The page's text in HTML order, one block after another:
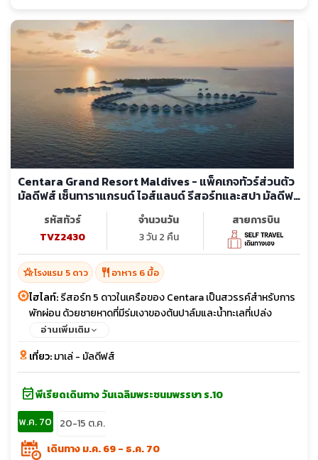
Centara Grand Resort Maldives - แพ็คเกจทัวร์ส่วนตัว
มัลดีฟส์ เซ็นทาราแกรนด์ ไอส์แลนด์ รีสอร์ทและสปา มัลดีฟ
รหัสทัวร์
TVZ2430
จำนวนวัน
3 วัน 2 คืน
สายการบิน
hotel_classโรงแรม 5 ดาว restaurant อาหาร 6 มื้อ
ไฮไลท์:รีสอร์ท 5 ดาวในเครือของ Centara เป็นสวรรค์สำหรับการ
พักผ่อน ด้วยชายหาดที่มีร่มเงาของต้นปาล์มและน้ำทะเลที่เปล่ง
ประกายระยิบระยับ กับ รีสอร์ทมีมาตรฐานการบริการคุณภาพดีและ
มีมาตราฐาการบริการคุณภาพดีและได้รับรางวัลมาตรฐาน World
Luxury Hotel Awards 2017 ห้องกลางน้ำที Type ทั้งมีสระ มีตาข่าย
หรือมี Jacuzzi มีความหลากหลายให้เลือก มีห้องอาหารทางเลือก
ทานเครื่องดื่มที่บาร์ได้ไม่อั้น มี Kids Club สำหรับเด็ก มีกิจกรรม Fish
Feeding ให้อาหารปลากระเบนและฉลาม
อ่านเพิ่มเติม
เที่ยว:มาเล่ - มัลดีฟส์
event_availableพีเรียดเดินทาง วันเฉลิมพระชนมพรรษา ร.10
พ.ค. 70
20-15 ต.ค.
เดินทาง ม.ค. 69 - ธ.ค. 70